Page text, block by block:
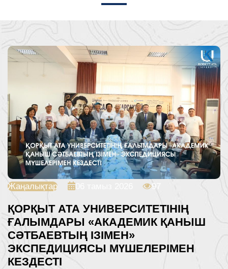
Жаңалықтар 97
ҚОРҚЫТ АТА УНИВЕРСИТЕТІНІҢ
ҒАЛЫМДАРЫ «АКАДЕМИК ҚАНЫШ
СӘТБАЕВТЫҢ ІЗІМЕН»
ЭКСПЕДИЦИЯСЫ МҮШЕЛЕРІМЕН
КЕЗДЕСТІ